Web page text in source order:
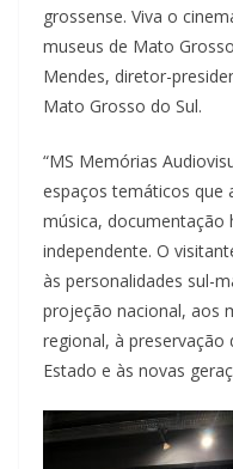
grossense. Viva o
museus de Mato
Mendes, diretor-
Mato Grosso do Sul.
“MS Memórias
espaços temáticos que
música, documentação
independente. O
às personalidades sul-
projeção nacional, aos
regional, à
Estado e às novas